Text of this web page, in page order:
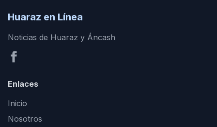
Huaraz en Línea
Noticias de Huaraz y Áncash
Enlaces
Inicio
Nosotros